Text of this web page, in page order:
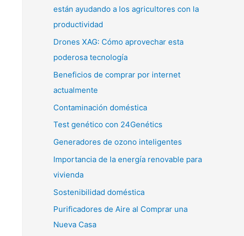
están ayudando a los agricultores con la
productividad
Drones XAG: Cómo aprovechar esta
poderosa tecnología
Beneficios de comprar por internet
actualmente
Contaminación doméstica
Test genético con 24Genétics
Generadores de ozono inteligentes
Importancia de la energía renovable para
vivienda
Sostenibilidad doméstica
Purificadores de Aire al Comprar una
Nueva Casa